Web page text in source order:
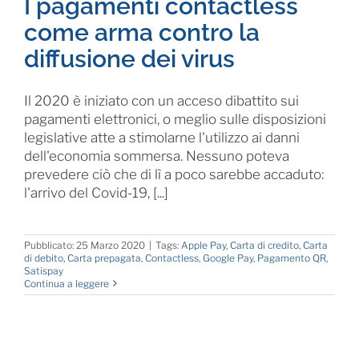
come arma contro la
diffusione dei virus
Il 2020 è iniziato con un acceso dibattito sui
pagamenti elettronici, o meglio sulle disposizioni
legislative atte a stimolarne l'utilizzo ai danni
dell'economia sommersa. Nessuno poteva
prevedere ciò che di lì a poco sarebbe accaduto:
l'arrivo del Covid-19, [...]
Pubblicato: 25 Marzo 2020 | Tags: Apple Pay, Carta di credito, Carta
di debito, Carta prepagata, Contactless, Google Pay, Pagamento QR,
Satispay
Continua a leggere